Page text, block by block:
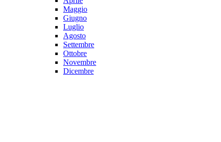
Maggio
Giugno
Luglio
Agosto
Settembre
Ottobre
Novembre
Dicembre